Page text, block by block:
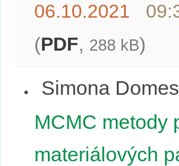
06.10.2021
(PDF, 288 kB)
Simona
MCMC metody
materiálových